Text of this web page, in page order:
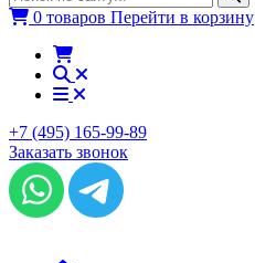
0 товаров Перейти в корзину
+7 (495) 165-99-89
Заказать звонок